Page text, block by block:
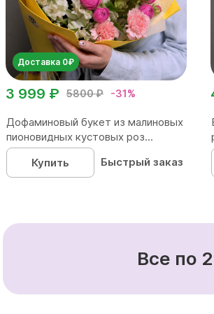
Доставка 0₽
5800 ₽ -31%
3 999 ₽
Дофаминовый букет из малиновых
пионовидных кустовых роз...
Купить
Быстрый заказ
Все по